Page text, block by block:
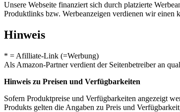
Unsere Webseite finanziert sich durch platzierte
Produktlinks bzw. Werbeanzeigen verdienen wir einen
Hinweis
* = Afilliate-Link (=Werbung)
Als Amazon-Partner verdient der Seitenbetreiber an
Hinweis zu Preisen und Verfügbarkeiten
Sofern Produktpreise und Verfügbarkeiten angezeigt
Produkts gelten die Angaben zu Preis und